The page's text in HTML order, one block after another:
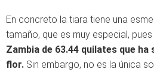
En concreto la tiara tiene una
tamaño, que es muy especial,
Zambia de 63.44 quilates que
flor. Sin embargo, no es la única